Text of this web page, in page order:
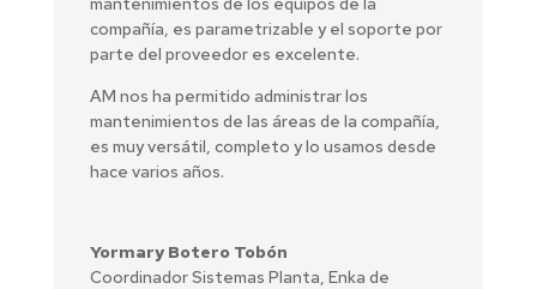
compañía, es parametrizable y el soporte por
parte del proveedor es excelente.
AM nos ha permitido administrar los
mantenimientos de las áreas de la compañía,
es muy versátil, completo y lo usamos desde
hace varios años.
Yormary Botero Tobón
Coordinador Sistemas Planta Enka de